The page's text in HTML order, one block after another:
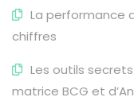
La performance
chiffres
Les outils
matrice BCG et